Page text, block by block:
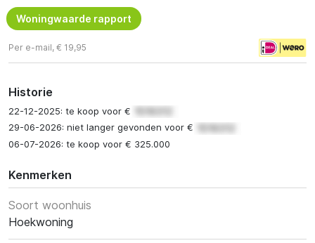
Woningwaarde rapport
Per e-mail, € 19,95
Historie
22-12-2025: te koop voor €
29-06-2026: niet langer gevonden voor €
06-07-2026: te koop voor € 325.000
Kenmerken
Soort woonhuis
Hoekwoning